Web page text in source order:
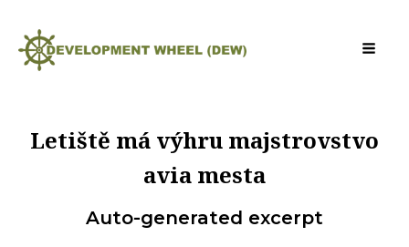
Letiště má výhru majstrovstvo
avia mesta
Auto-generated excerpt